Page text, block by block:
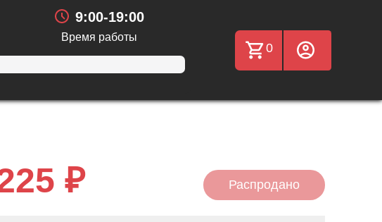
9:00-19:00
Время работы
0
₽
Распродано